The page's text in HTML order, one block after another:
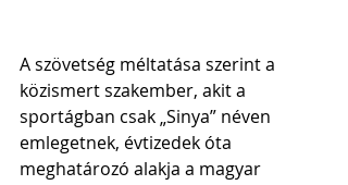
A szövetség méltatása szerint a
közismert szakember, akit a
sportágban csak „Sinya” néven
emlegetnek, évtizedek óta
meghatározó alakja a magyar